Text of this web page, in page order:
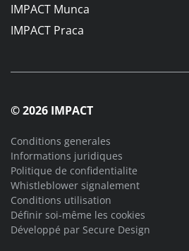
IMPACT Munca
IMPACT Praca
© 2026 IMPACT
Conditions generales
Informations juridiques
Politique de confidentialite
Whistleblower signalement
Conditions utilisation
Définir soi-même les cookies
Développé par Secure Design